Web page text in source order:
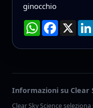
ginocchio
WhatsApp
X
Informazioni su Clear
Clear Sky Science